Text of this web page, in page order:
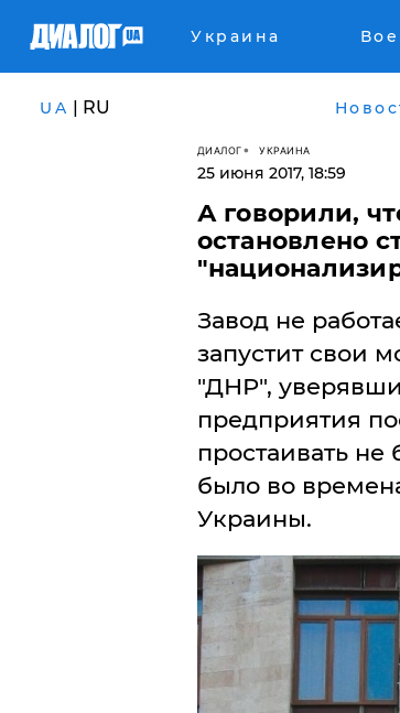
Украина
UA | RU
ДИАЛОГ УКРАИНА
25 июня 2017, 18:59
А говорили,
остановлено
Завод не
запустит свои
"ДНР",
предприятия
простаивать не
было во
Украины.